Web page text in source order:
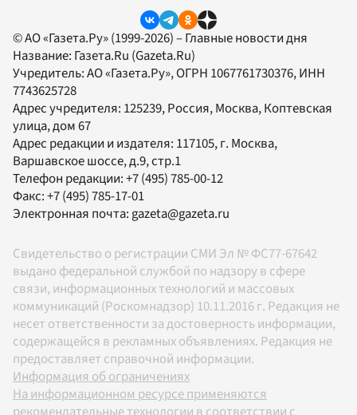
© АО «Газета.Ру» (1999-2026) – Главные новости дня
Название: Газета.Ru (Gazeta.Ru)
Учредитель:АО «Газета.Ру», ОГРН 1067761730376, ИНН
7743625728
Адрес учредителя: 125239, Россия, Москва, Коптевская
улица, дом 67
Адрес редакции и издателя: 117105, г. Москва,
Варшавское шоссе, д.9, стр.1
Телефон редакции:+7 (495) 785-00-12
Факс:+7 (495) 785-17-01
Электронная почта: gazeta@gazeta.ru
Свидетельство о регистрации СМИ Эл № ФС77-67642
выдано федеральной службой по надзору в сфере
связи, информационных технологий и массовых
коммуникаций (Роскомнадзор) 10.11.2016 г. Редакция не
несет ответственности за достоверность информации,
содержащейся в рекламных объявлениях. Редакция не
предоставляет справочной информации.
Информация об ограничениях
На информационном ресурсе применяются